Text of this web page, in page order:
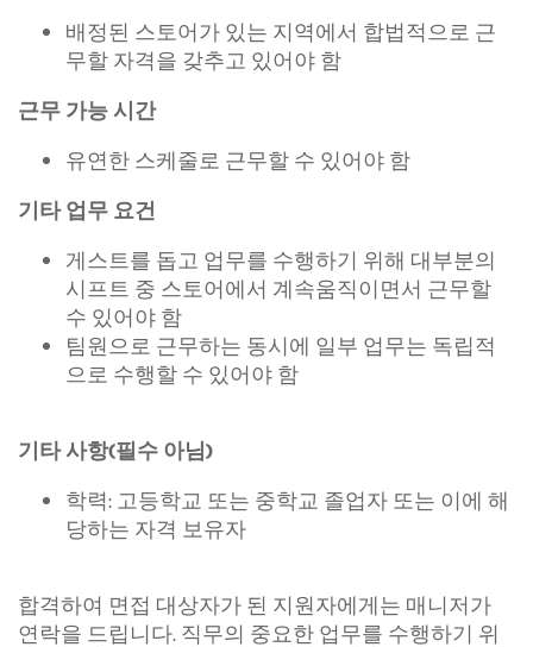
배정된 스토어가 있는 지역에서 합법적으로 근
무할 자격을 갖추고 있어야 함
근무 가능 시간
유연한 스케줄로 근무할 수 있어야 함
기타 업무 요건
게스트를 돕고 업무를 수행하기 위해 대부분의
시프트 중 스토어에서 계속움직이면서 근무할
수 있어야 함
팀원으로 근무하는 동시에 일부 업무는 독립적
으로 수행할 수 있어야 함
기타 사항(필수 아님)
학력: 고등학교 또는 중학교 졸업자 또는 이에 해
당하는 자격 보유자
합격하여 면접 대상자가 된 지원자에게는 매니저가
연락을 드립니다. 직무의 중요한 업무를 수행하기 위